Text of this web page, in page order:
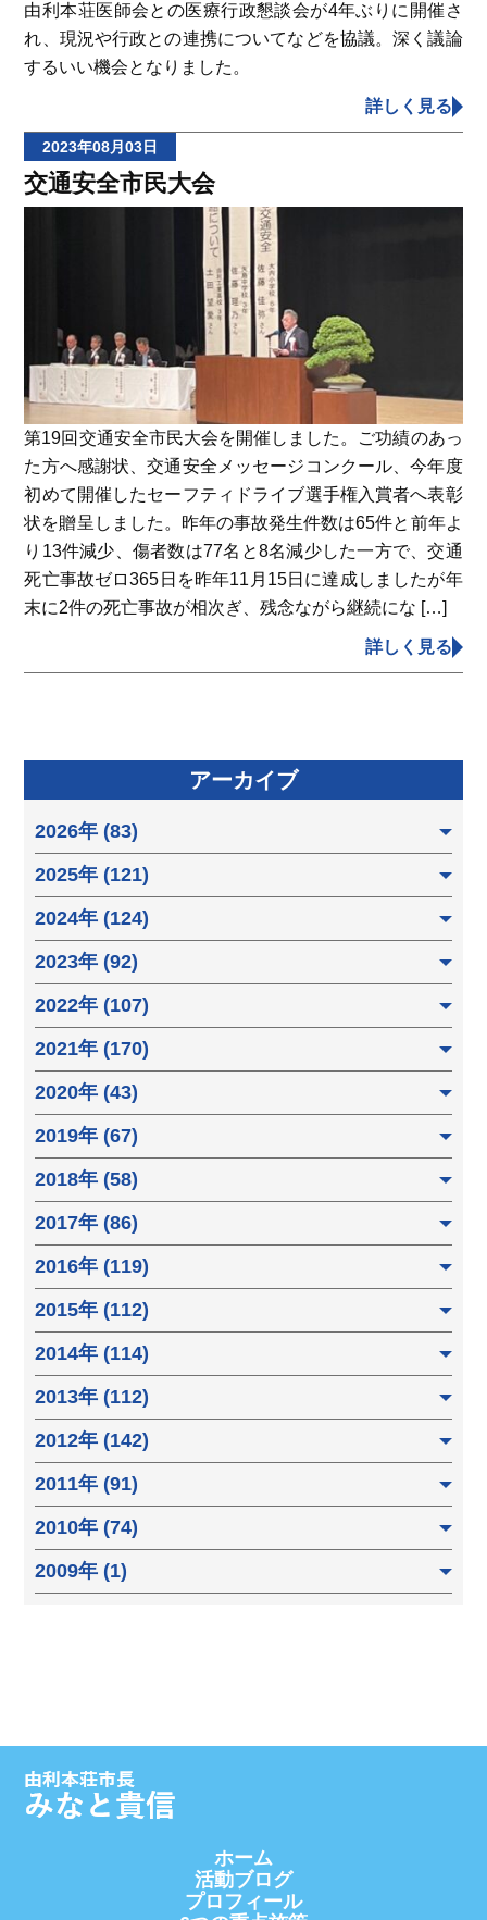
由利本荘医師会との医療行政懇談会が4年ぶりに開催さ
れ、現況や行政との連携についてなどを協議。深く議論
するいい機会となりました。
詳しく見る
2023年08月03日
交通安全市民大会
第19回交通安全市民大会を開催しました。ご功績のあっ
た方へ感謝状、交通安全メッセージコンクール、今年度
初めて開催したセーフティドライブ選手権入賞者へ表彰
状を贈呈しました。昨年の事故発生件数は65件と前年よ
り13件減少、傷者数は77名と8名減少した一方で、交通
死亡事故ゼロ365日を昨年11月15日に達成しましたが年
末に2件の死亡事故が相次ぎ、残念ながら継続にな […]
詳しく見る
アーカイブ
2026年 (83)
2025年 (121)
2024年 (124)
2023年 (92)
2022年 (107)
2021年 (170)
2020年 (43)
2019年 (67)
2018年 (58)
2017年 (86)
2016年 (119)
2015年 (112)
2014年 (114)
2013年 (112)
2012年 (142)
2011年 (91)
2010年 (74)
2009年 (1)
ホーム
活動ブログ
プロフィール